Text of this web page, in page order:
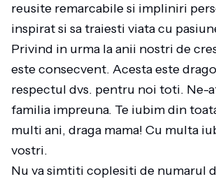
reusite remarcabile si impliniri
inspirat si sa traiesti viata cu
Privind in urma la anii nostri de
este consecvent. Acesta este
respectul dvs. pentru noi toti. Ne-
familia impreuna. Te iubim din
multi ani, draga mama! Cu multa
vostri.
Nu va simtiti coplesiti de numarul